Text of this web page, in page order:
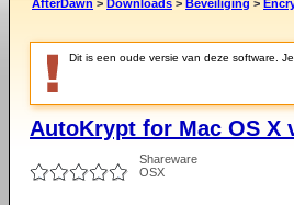
AfterDawn > Downloads > Beveiliging >
Dit is een oude versie van deze software.
AutoKrypt for Mac OS X
Shareware
OSX